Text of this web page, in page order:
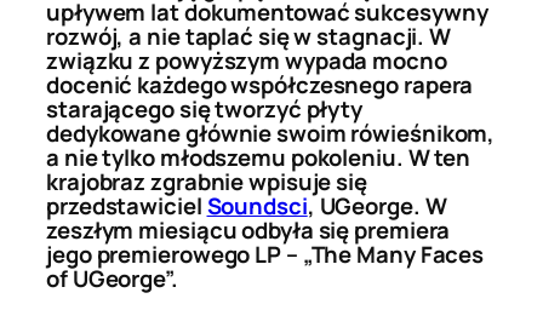
upływem lat dokumentować sukcesywny
rozwój, a nie taplać się w stagnacji. W
związku z powyższym wypada mocno
docenić każdego współczesnego rapera
starającego się tworzyć płyty
dedykowane głównie swoim rówieśnikom,
a nie tylko młodszemu pokoleniu. W ten
krajobraz zgrabnie wpisuje się
przedstawicielSoundsci, UGeorge. W
zeszłym miesiącu odbyła się premiera
jego premierowego LP – „The Many Faces
of UGeorge”.